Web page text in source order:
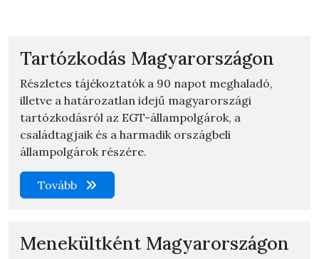
Tartózkodás Magyarországon
Részletes tájékoztatók a 90 napot meghaladó,
illetve a határozatlan idejű magyarországi
tartózkodásról az EGT-állampolgárok, a
családtagjaik és a harmadik országbeli
állampolgárok részére.
Tovább
Menekültként Magyarországon